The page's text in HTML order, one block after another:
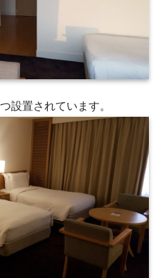
設置されています。